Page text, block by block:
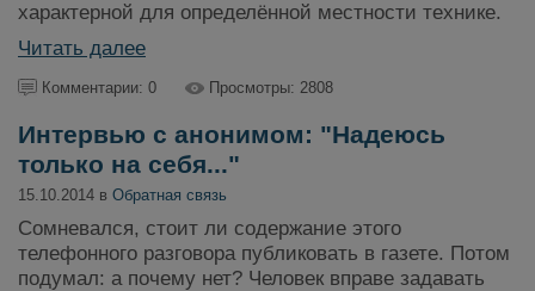
характерной для определённой местности технике.
Читать далее
Комментарии: 0 Просмотры: 2808
Интервью с анонимом: "Надеюсь
только на себя..."
15.10.2014 в Обратная связь
Сомневался, стоит ли содержание этого
телефонного разговора публиковать в газете. Потом
подумал: а почему нет? Человек вправе задавать